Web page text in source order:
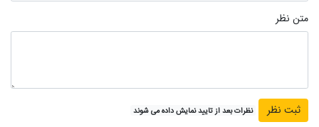
متن نظر
نظرات بعد از تایید نمایش داده می شوند